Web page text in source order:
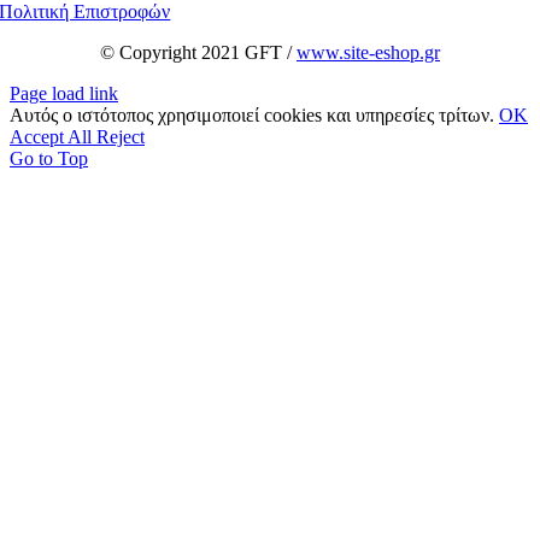
Πολιτική Επιστροφών
© Copyright 2021 GFT /www.site-eshop.gr
Page load link
Αυτός ο ιστότοπος χρησιμοποιεί cookies και υπηρεσίες τρίτων. OK
Accept All Reject
Go to Top